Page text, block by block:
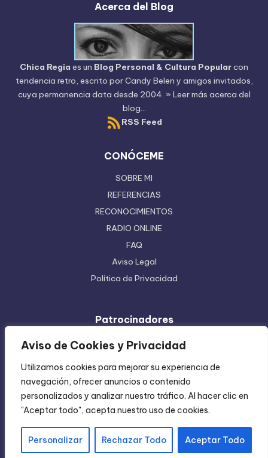
Aviso de Cookies y Privacidad
Utilizamos cookies para mejorar su experiencia de
navegación, ofrecer anuncios o contenido
personalizados y analizar nuestro tráfico. Al hacer clic en
"Aceptar todo", acepta nuestro uso de cookies.
Personalizar Rechazar Todo Aceptar Todo
Acerca del Blog
Chica Regia es un Blog Personal & Cultura Popularcon
tendencia retro, escrito porCandy Belen y amigos invitados,
cuya permanencia data desde 2004. » Leer más acerca del
blog...
RSS Feed
CONÓCEME
SOBRE MI
REFERENCIAS
RECONOCIMIENTOS
RADIO ONLINE
FAQ
Aviso Legal
Política de Privacidad
Patrocinadores
Ferretera Centenario de Monterrey
Inyección de Plástico
Mundo Impreso
Directorio de Coatzintla
Copyright 2004-2026 —Chica Regia . All rights reserved.